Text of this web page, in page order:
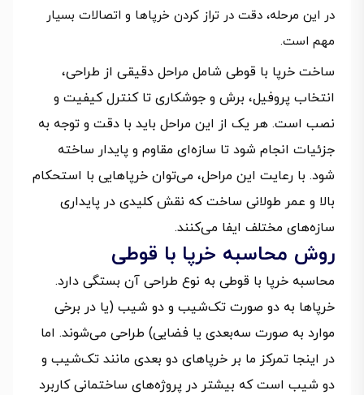
در این مرحله، دقت در تراز کردن خرپاها و اتصالات بسیار
مهم است.
ساخت خرپا با قوطی شامل مراحل دقیقی از طراحی،
انتخاب پروفیل، برش و جوشکاری تا کنترل کیفیت و
نصب است. هر یک از این مراحل باید با دقت و توجه به
جزئیات انجام شود تا سازه‌ای مقاوم و پایدار ساخته
شود. با رعایت این مراحل، می‌توان خرپاهایی با استحکام
بالا و عمر طولانی ساخت که نقش کلیدی در پایداری
سازه‌های مختلف ایفا می‌کنند.
روش محاسبه خرپا با قوطی
محاسبه خرپا با قوطی به نوع طراحی آن بستگی دارد.
خرپاها به دو صورت تک‌شیب و دو شیب (یا در برخی
موارد به صورت سه‌بعدی یا فضایی) طراحی می‌شوند. اما
در اینجا تمرکز ما بر خرپاهای دو بعدی مانند تک‌شیب و
دو شیب است که بیشتر در پروژه‌های ساختمانی کاربرد